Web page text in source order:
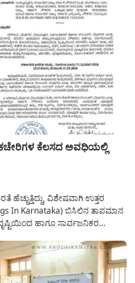
ಕೆಲಸದ ಅವಧಿಯಲ್ಲಿ
ವಿಶೇಷವಾಗಿ ಉತ್ತರ
In Karnataka) ಬಿಸಿಲಿನ ತಾಪಮಾನ
ಹಾಗೂ ಸಾರ್ವಜನಿಕರ